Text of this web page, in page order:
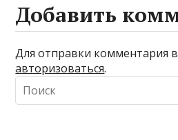
Добавить
Для отправки комментария
авторизоваться.